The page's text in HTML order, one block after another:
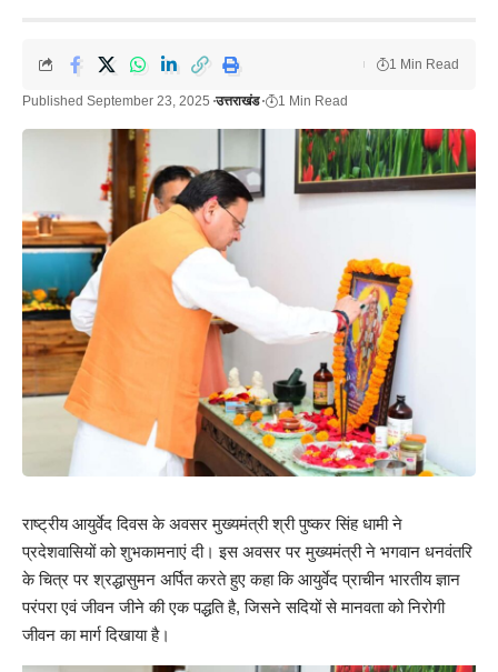
Published September 23, 2025 उत्तराखंड 1 Min Read
1 Min Read
राष्ट्रीय आयुर्वेद दिवस के अवसर मुख्यमंत्री श्री पुष्कर सिंह धामी ने
प्रदेशवासियों को शुभकामनाएं दी। इस अवसर पर मुख्यमंत्री ने भगवान धनवंतरि
के चित्र पर श्रद्धासुमन अर्पित करते हुए कहा कि आयुर्वेद प्राचीन भारतीय ज्ञान
परंपरा एवं जीवन जीने की एक पद्धति है, जिसने सदियों से मानवता को निरोगी
जीवन का मार्ग दिखाया है।